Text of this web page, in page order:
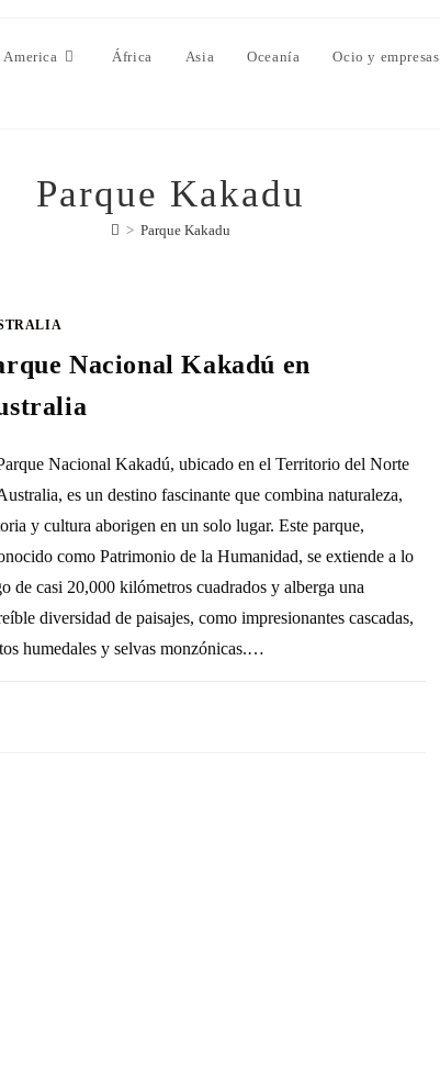
America África Asia Oceanía Ocio y empresas
Parque Kakadu
> Parque Kakadu
Nacional Kakadú en
Nacional Kakadú, ubicado en el Territorio del Norte
es un destino fascinante que combina naturaleza,
y cultura aborigen en un solo lugar. Este parque,
como Patrimonio de la Humanidad, se extiende a lo
de casi 20,000 kilómetros cuadrados y alberga una
diversidad de paisajes, como impresionantes cascadas,
humedales y selvas monzónicas.…